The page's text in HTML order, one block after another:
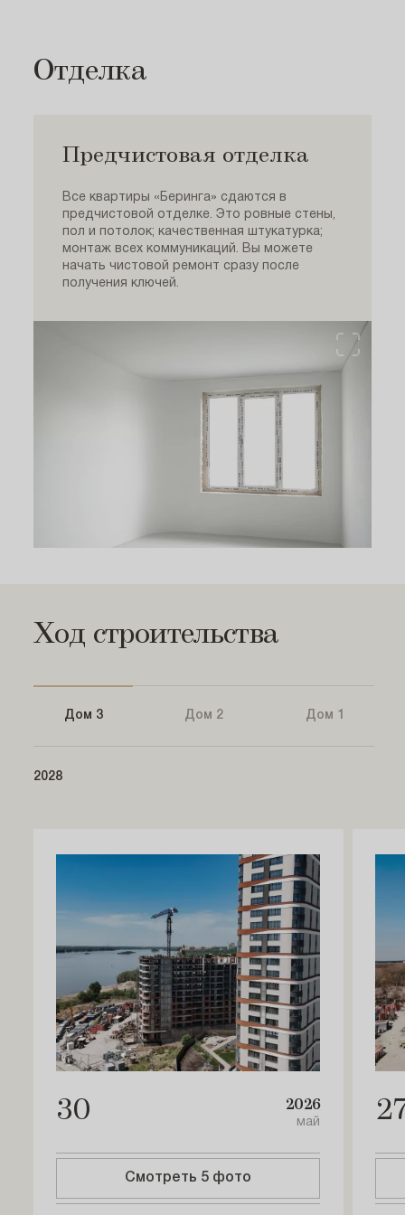
Отделка
Предчистовая отделка
Все квартиры «Беринга» сдаются в
предчистовой отделке. Это ровные стены,
пол и потолок; качественная штукатурка;
монтаж всех коммуникаций. Вы можете
начать чистовой ремонт сразу после
получения ключей.
Ход строительства
Дом 3 Дом 2 Дом 1
2028
30 2026
май
Смотреть 5 фото